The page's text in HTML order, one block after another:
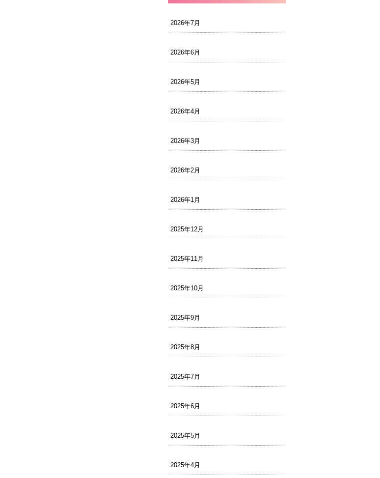
2026年7月
2026年6月
2026年5月
2026年4月
2026年3月
2026年2月
2026年1月
2025年12月
2025年11月
2025年10月
2025年9月
2025年8月
2025年7月
2025年6月
2025年5月
2025年4月